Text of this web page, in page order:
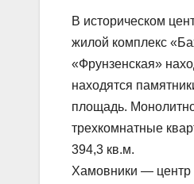
В историческом
жилой комплекс
«Фрунзенская»
находятся
площадь.
трехкомнатные
394,3 кв.м.
Хамовники — центр